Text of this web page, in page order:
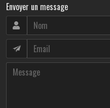
Envoyer un message